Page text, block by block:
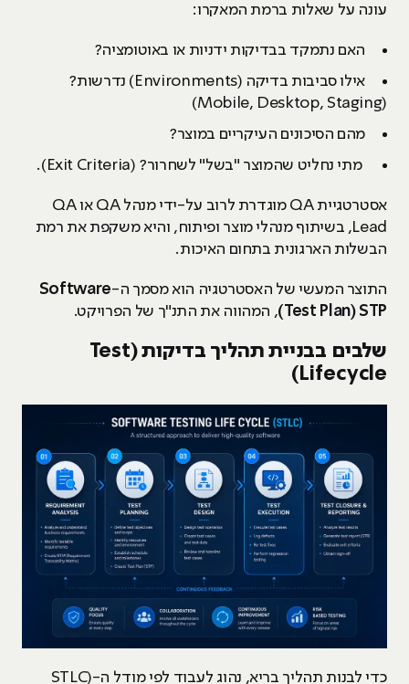
עונה על שאלות ברמת המאקרו:
האם נתמקד בבדיקות ידניות או באוטומציה?
אילו סביבות בדיקה (Environments) נדרשות?
(Mobile, Desktop, Staging)
מהם הסיכונים העיקריים במוצר?
מתי נחליט שהמוצר "בשל" לשחרור? (Exit Criteria).
אסטרטגיית QA מוגדרת לרוב על-ידי מנהל QA או QA
Lead, בשיתוף מנהלי מוצר ופיתוח, והיא משקפת את רמת
הבשלות הארגונית בתחום האיכות.
התוצר המעשי של האסטרטגיה הוא מסמך ה-Software
Test Plan) STP) , המהווה את התנ"ך של הפרויקט.
שלבים בבניית תהליך בדיקות (Test
Lifecycle)
כדי לבנות תהליך בריא, נהוג לעבוד לפי מודל ה-(STLC